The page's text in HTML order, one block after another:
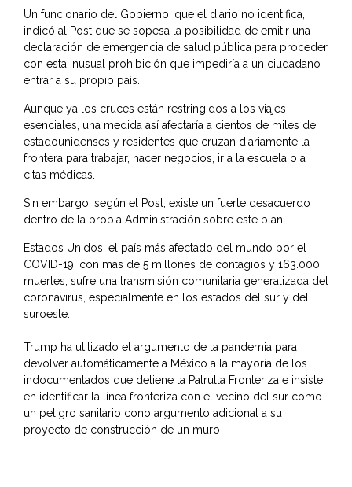
Un funcionario del Gobierno, que el diario no identifica,
indicó al Post que se sopesa la posibilidad de emitir una
declaración de emergencia de salud pública para proceder
con esta inusual prohibición que impediría a un ciudadano
entrar a su propio país.
Aunque ya los cruces están restringidos a los viajes
esenciales, una medida así afectaría a cientos de miles de
estadounidenses y residentes que cruzan diariamente la
frontera para trabajar, hacer negocios, ir a la escuela o a
citas médicas.
Sin embargo, según el Post, existe un fuerte desacuerdo
dentro de la propia Administración sobre este plan.
Estados Unidos, el país más afectado del mundo por el
COVID-19, con más de 5 millones de contagios y 163.000
muertes, sufre una transmisión comunitaria generalizada del
coronavirus, especialmente en los estados del sur y del
suroeste.
Trump ha utilizado el argumento de la pandemia para
devolver automáticamente a México a la mayoría de los
indocumentados que detiene la Patrulla Fronteriza e insiste
en identificar la línea fronteriza con el vecino del sur como
un peligro sanitario cono argumento adicional a su
proyecto de construcción de un muro